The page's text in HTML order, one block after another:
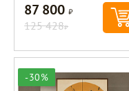
87 800Р
125 428Р
-30%